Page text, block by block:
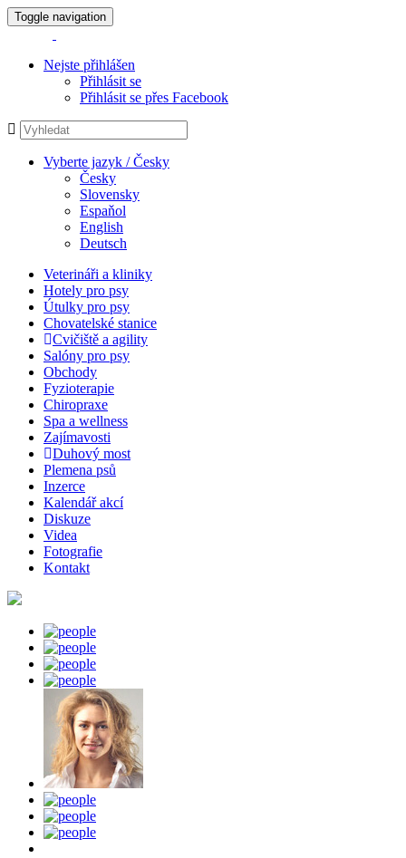
Toggle navigation
Nejste přihlášen
Přihlásit se
Přihlásit se přes Facebook
Vyberte jazyk / Česky
Česky
Slovensky
Espaňol
English
Deutsch
Veterináři a kliniky
Hotely pro psy
Útulky pro psy
Chovatelské stanice
Cvičiště a agility
Salóny pro psy
Obchody
Fyzioterapie
Chiropraxe
Spa a wellness
Zajímavosti
Duhový most
Plemena psů
Inzerce
Kalendář akcí
Diskuze
Videa
Fotografie
Kontakt